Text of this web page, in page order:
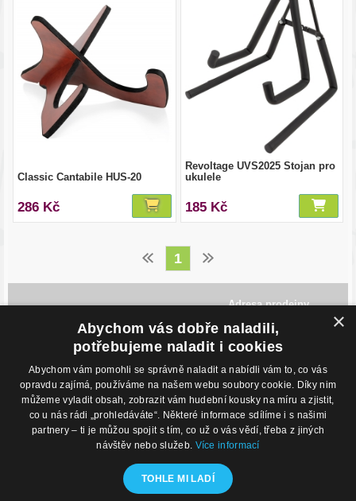
Classic Cantabile HUS-20
286 Kč
Revoltage UVS2025 Stojan pro
ukulele
185 Kč
1
Adresa prodejny
Havlíčkovo Nábřeží 28,
702 00, Ostrava
Česká Republika
Kontakty
Eshop: +420 725 169 052
Prodejna: +420 596 113 012
eshop@hudebnisvet.cz
O nákupu
Obchodní podmínky
Podmínky prodeje na splátky
Kontakty
Hudební zázemí
×
Abychom vás dobře naladili,
potřebujeme naladit i cookies
Abychom vám pomohli se správně naladit a nabídli vám to, co vás
opravdu zajímá, používáme na našem webu soubory cookie. Díky nim
můžeme vyladit obsah, zobrazit vám hudební kousky na míru a zjistit,
co u nás rádi „prohledáváte“. Některé informace sdílíme i s našimi
partnery – ti je můžou spojit s tím, co už o vás vědí, třeba z jiných
návštěv nebo služeb. Více informací
TOHLE MI LADÍ